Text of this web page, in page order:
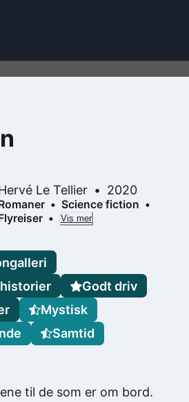
Le Tellier 2020
Science fiction
Vis mer
til de som er om bord.
Godt driv
Mystisk
Samtid